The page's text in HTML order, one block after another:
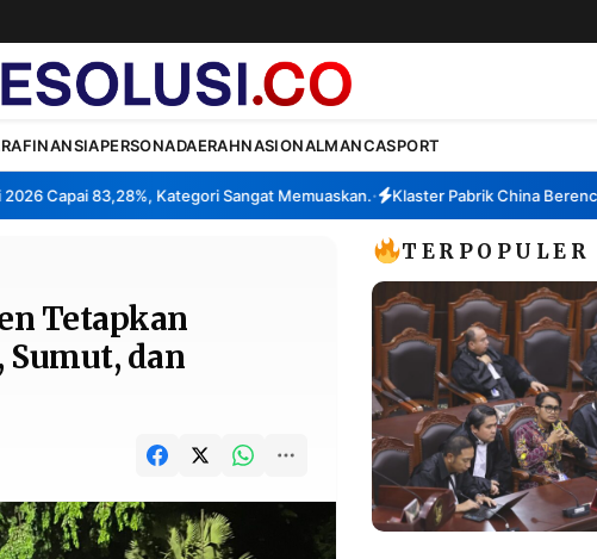
FINANSIAPERSONADAERAHNASIONALMANCASPORT
Capai 83,28%, Kategori Sangat Memuaskan.• Klaster Pabrik China Berencana
Tetapkan
Sumut, dan
TERPOPULER